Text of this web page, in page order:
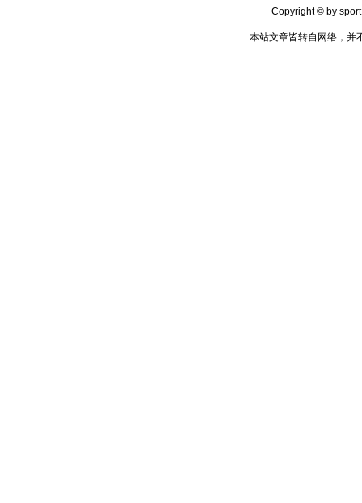
Copyright © by
本站文章皆转自网络，并